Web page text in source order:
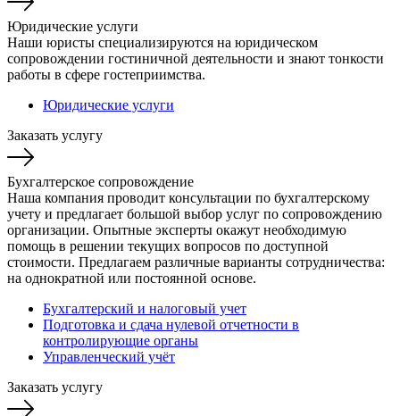
Юридические услуги
Наши юристы специализируются на юридическом
сопровождении гостиничной деятельности и знают тонкости
работы в сфере гостеприимства.
Юридические услуги
Заказать услугу
Бухгалтерское сопровождение
Наша компания проводит консультации по бухгалтерскому
учету и предлагает большой выбор услуг по сопровождению
организации. Опытные эксперты окажут необходимую
помощь в решении текущих вопросов по доступной
стоимости. Предлагаем различные варианты сотрудничества:
на однократной или постоянной основе.
Бухгалтерский и налоговый учет
Подготовка и сдача нулевой отчетности в
контролирующие органы
Управленческий учёт
Заказать услугу